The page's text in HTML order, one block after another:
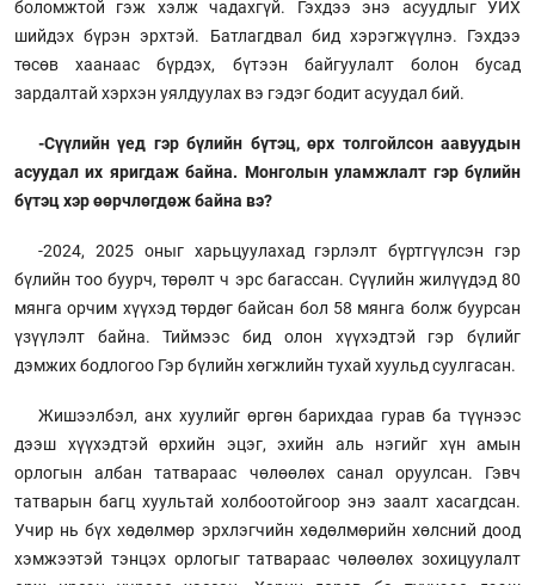
боломжтой гэж хэлж чадахгүй. Гэхдээ энэ асуудлыг УИХ
шийдэх бүрэн эрхтэй. Батлагдвал бид хэрэгжүүлнэ. Гэхдээ
төсөв хаанаас бүрдэх, бүтээн байгуулалт болон бусад
зардалтай хэрхэн уялдуулах вэ гэдэг бодит асуудал бий.
-Сүүлийн үед гэр бүлийн бүтэц, өрх толгойлсон аавуудын
асуудал их яригдаж байна. Монголын уламжлалт гэр бүлийн
бүтэц хэр өөрчлөгдөж байна вэ?
-2024, 2025 оныг харьцуулахад гэрлэлт бүртгүүлсэн гэр
бүлийн тоо буурч, төрөлт ч эрс багассан. Сүүлийн жилүүдэд 80
мянга орчим хүүхэд төрдөг байсан бол 58 мянга болж буурсан
үзүүлэлт байна. Тиймээс бид олон хүүхэдтэй гэр бүлийг
дэмжих бодлогоо Гэр бүлийн хөгжлийн тухай хуульд суулгасан.
Жишээлбэл, анх хуулийг өргөн барихдаа гурав ба түүнээс
дээш хүүхэдтэй өрхийн эцэг, эхийн аль нэгийг хүн амын
орлогын албан татвараас чөлөөлөх санал оруулсан. Гэвч
татварын багц хуультай холбоотойгоор энэ заалт хасагдсан.
Учир нь бүх хөдөлмөр эрхлэгчийн хөдөлмөрийн хөлсний доод
хэмжээтэй тэнцэх орлогыг татвараас чөлөөлөх зохицуулалт